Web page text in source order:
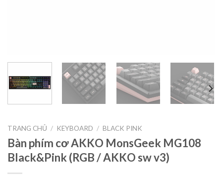
TRANG CHỦ / KEYBOARD / BLACK PINK
Bàn phím cơ AKKO MonsGeek MG108
Black&Pink (RGB / AKKO sw v3)